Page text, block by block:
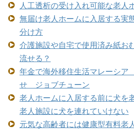
人工透析の受け入れ可能な老人
無届け老人ホームに入居する
分け方
介護施設や自宅で使用済み紙お
流せる？
年金で海外移住生活マレーシ
せ ジョブチューン
老人ホームに入居する前に犬を
老人施設に犬を連れていけない
元気な高齢者には健康型有料